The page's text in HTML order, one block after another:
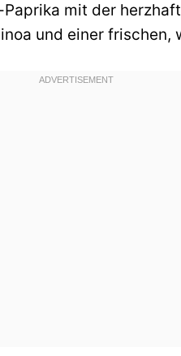
mit der
und einer frischen,